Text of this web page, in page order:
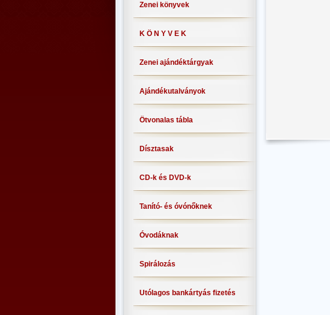
Zenei könyvek
K Ö N Y V E K
Zenei ajándéktárgyak
Ajándékutalványok
Ötvonalas tábla
Dísztasak
CD-k és DVD-k
Tanító- és óvónőknek
Óvodáknak
Spirálozás
Utólagos bankártyás fizetés